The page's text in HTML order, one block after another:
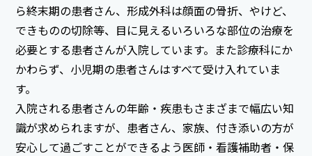
ら終末期の患者さん、形成外科は顔面の骨折、やけど、
できものの切除等、目に見えるいろいろな部位の治療を
必要とする患者さんが入院しています。また診療科にか
かわらず、小児期の患者さんはすべて受け入れていま
す。
入院される患者さんの年齢・疾患もさまざまで幅広い知
識が求められますが、患者さん、家族、付き添いの方が
安心して過ごすことができるよう医師・看護補助者・保